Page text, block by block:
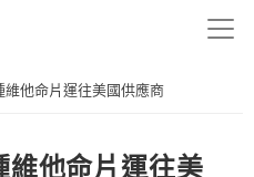
他命片運往美國供應商
他命片運往美